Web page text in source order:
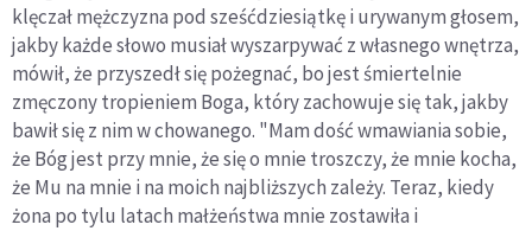
klęczał mężczyzna pod sześćdziesiątkę i urywanym głosem,
jakby każde słowo musiał wyszarpywać z własnego wnętrza,
mówił, że przyszedł się pożegnać, bo jest śmiertelnie
zmęczony tropieniem Boga, który zachowuje się tak, jakby
bawił się z nim w chowanego. "Mam dość wmawiania sobie,
że Bóg jest przy mnie, że się o mnie troszczy, że mnie kocha,
że Mu na mnie i na moich najbliższych zależy. Teraz, kiedy
żona po tylu latach małżeństwa mnie zostawiła i